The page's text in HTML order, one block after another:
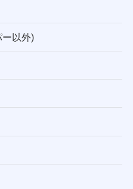
ー以外)